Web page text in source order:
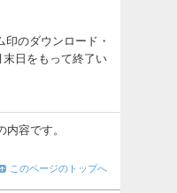
印のダウンロード・
日をもって終了い
容です。
このページのトップへ